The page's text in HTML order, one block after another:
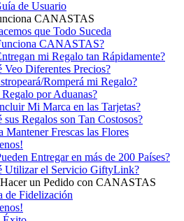
de Usuario
CANASTAS
que Todo Suceda
CANASTAS?
mi Regalo tan Rápidamente?
Veo Diferentes Precios?
Romperá mi Regalo?
Regalo por Aduanas?
Mi Marca en las Tarjetas?
sus Regalos son Tan Costosos?
Mantener Frescas las Flores
Entregar en más de 200 Países?
Utilizar el Servicio GiftyLink?
un Pedido con CANASTAS
de Fidelización